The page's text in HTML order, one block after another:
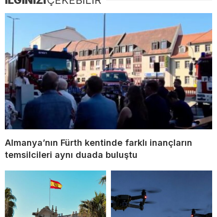
Almanya’nın Fürth kentinde farklı inançların
temsilcileri aynı duada buluştu